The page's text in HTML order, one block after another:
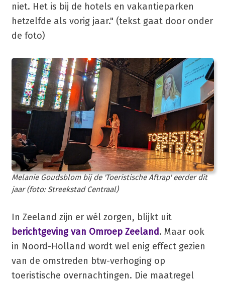
niet. Het is bij de hotels en vakantieparken
hetzelfde als vorig jaar." (tekst gaat door onder
de foto)
Melanie Goudsblom bij de 'Toeristische Aftrap' eerder dit
jaar (foto: Streekstad Centraal)
In Zeeland zijn er wél zorgen, blijkt uit
berichtgeving van Omroep Zeeland. Maar ook
in Noord-Holland wordt wel enig effect gezien
van de omstreden btw-verhoging op
toeristische overnachtingen. Die maatregel